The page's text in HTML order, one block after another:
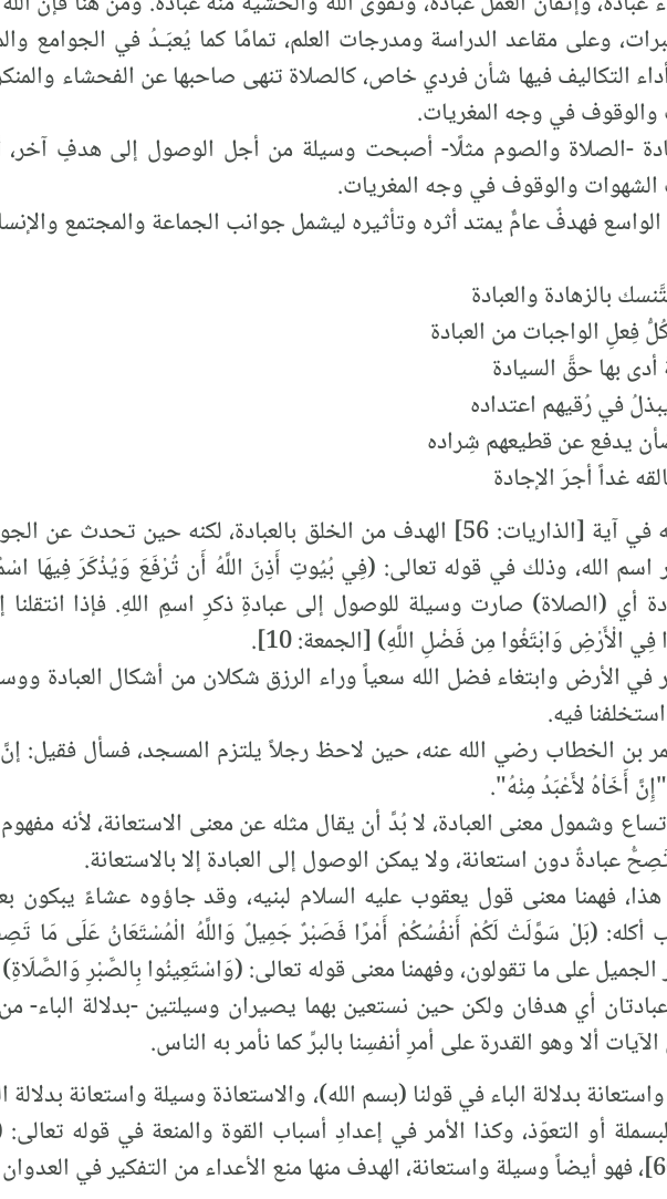
وعلى مقاعد الدراسة ومدرجات العلم، تمامًا كما يُعبَـدُ في الجوامع
التكاليف فيها شأن فردي خاص، كالصلاة تنهى صاحبها عن الفحشاء
في وجه المغريات.
-الصلاة والصوم مثلًا- أصبحت وسيلة من أجل الوصول إلى هدفٍ آخر،
الشهوات والوقوف في وجه المغريات.
الواسع فهدفٌ عامٌّ يمتد أثره وتأثيره ليشمل جوانب الجماعة والمجتمع
بالزهادة والعبادة
فِعلِ الواجبات من العبادة
بها حقَّ السيادة
في رُقيهم اعتداده
يدفع عن قطيعهم شِراده
غداً أجرَ الإجادة
لقد حدَّدَ سبحانه في آية [الذاريات: 56] الهدف من الخلق بالعبادة، لكنه
أي (الصلاة) صارت وسيلة للوصول إلى عبادةِ ذكرِ اسمِ اللهِ. فإذا
الْأَرْضِ وَابْتَغُوا مِن فَضْلِ اللَّهِ) [الجمعة: 10].
في الأرض وابتغاء فضل الله سعياً وراء الرزق شكلان من أشكال العبادة
فيه.
بن الخطاب رضي الله عنه، حين لاحظ رجلاً يلتزم المسجد، فسأل فقيل:
أَخَاْهُ لأَعْبَدُ مِنْهُ".
وشمول معنى العبادة، لا بُدَّ أن يقال مثله عن معنى الاستعانة، لأنه
عبادةٌ دون استعانة، ولا يمكن الوصول إلى العبادة إلا بالاستعانة.
هذا، فهمنا معنى قول يعقوب عليه السلام لبنيه، وقد جاؤوه عشاءً
على ما تقولون، وفهمنا معنى قوله تعالى: (وَاسْتَعِينُوا بِالصَّبْرِ وَالصَّلَاةِ)
أي هدفان ولكن حين نستعين بهما يصيران وسيلتين -بدلالة
ألا وهو القدرة على أمرِ أنفسِنا بالبرِّ كما نأمر به الناس.
بدلالة الباء في قولنا (بسم الله)، والاستعاذة وسيلة واستعانة بدلالة
أو التعوّذ، وكذا الأمر في إعدادِ أسباب القوة والمنعة في قوله